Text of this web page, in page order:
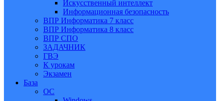
Искусственный интеллект
Информационная безопасность
ВПР Информатика 7 класс
ВПР Информатика 8 класс
ВПР СПО
ЗАДАЧНИК
ГВЭ
К урокам
Экзамен
База
ОС